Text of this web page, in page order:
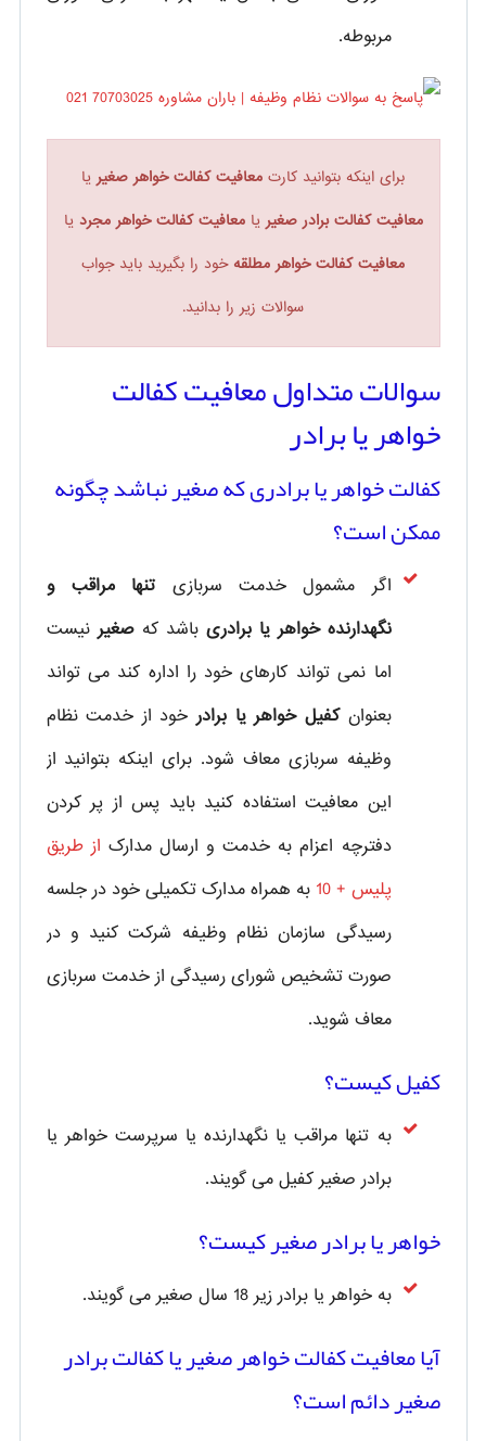
مربوطه.
برای اینکه بتوانید کارت معافیت کفالت خواهر صغیر یا
معافیت کفالت برادر صغیر یامعافیت کفالت خواهر مجرد یا
معافیت کفالت خواهر مطلقه خود را بگیرید باید جواب
سوالات زیر را بدانید.
سوالات متداول معافیت کفالت
خواهر یا برادر
کفالت خواهر یا برادری که صغیر نباشد چگونه
ممکن است؟
اگر مشمول خدمت سربازی تنها مراقب و
نگهدارنده خواهر یا برادری باشد کهصغیر نیست
اما نمی تواند کارهای خود را اداره کند می تواند
بعنوان کفیل خواهر یا برادر خود از خدمت نظام
وظیفه سربازی معاف شود. برای اینکه بتوانید از
این معافیت استفاده کنید باید پس از پر کردن
دفترچه اعزام به خدمت و ارسال مدارک از طریق
پلیس + 10
به همراه مدارک تکمیلی خود در جلسه
رسیدگی سازمان نظام وظیفه شرکت کنید و در
صورت تشخیص شورای رسیدگی از خدمت سربازی
معاف شوید.
کفیل کیست؟
به تنها مراقب یا نگهدارنده یا سرپرست خواهر یا
برادر صغیر کفیل می گویند.
خواهر یا برادر صغیر کیست؟
به خواهر یا برادر زیر 18 سال صغیر می گویند.
آیا معافیت کفالت خواهر صغیر یا کفالت برادر
صغیر دائم است؟